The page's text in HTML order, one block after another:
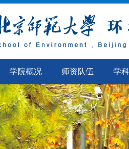
学院概况 师资队伍 学